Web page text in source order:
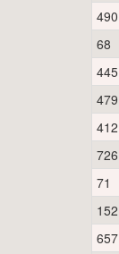
490
68
445
479
412
726
71
152
657